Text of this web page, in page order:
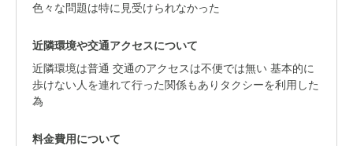
色々な問題は特に見受けられなかった
近隣環境や交通アクセスについて
近隣環境は普通 交通のアクセスは不便では無い 基本的に
歩けない人を連れて行った関係もありタクシーを利用した
為
料金費用について